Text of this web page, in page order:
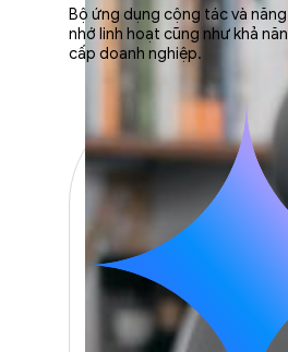
Bộ ứng dụng cộng tác và
nhớ linh hoạt cũng như khả
cấp doanh nghiệp.